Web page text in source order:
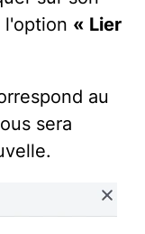
l'option « Lier
au
sera